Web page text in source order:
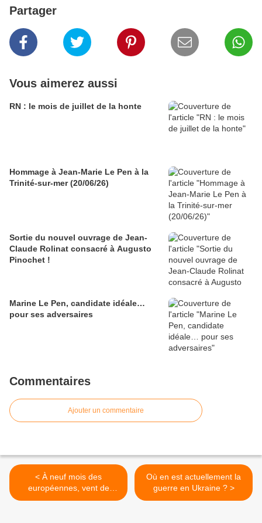
Partager
Vous aimerez aussi
RN : le mois de juillet de la honte
Hommage à Jean-Marie Le Pen à la
Trinité-sur-mer (20/06/26)
Sortie du nouvel ouvrage de Jean-
Claude Rolinat consacré à Augusto
Pinochet !
Marine Le Pen, candidate idéale…
pour ses adversaires
Commentaires
Ajouter un commentaire
< À neuf mois des
européennes, vent de
populisme en Slovaquie
Où en est actuellement la
guerre en Ukraine ? >